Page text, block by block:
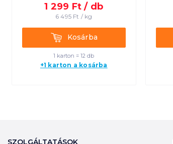
1 299 Ft / db
6 495 Ft / kg
KosárbaKosárba
1 karton = 12 db
+1 karton a kosárba
SZOLGÁLTATÁSOK